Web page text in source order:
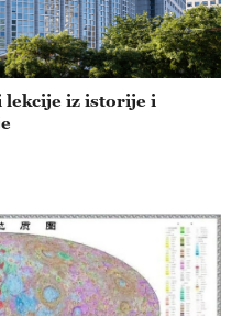
lekcije iz istorije i